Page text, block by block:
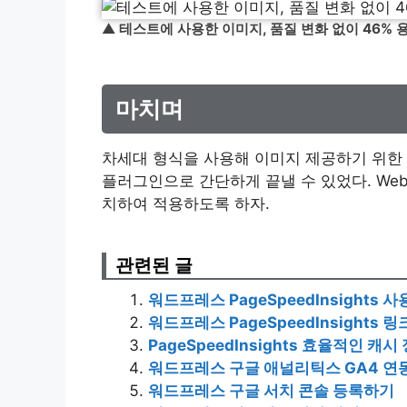
▲ 테스트에 사용한 이미지, 품질 변화 없이 46%
마치며
차세대 형식을 사용해 이미지 제공하기 위
플러그인으로 간단하게 끝낼 수 있었다.
치하여 적용하도록 하자.
관련된 글
워드프레스 PageSpeedInsights 사
워드프레스 PageSpeedInsights 링
PageSpeedInsights 효율적인 캐시
워드프레스 구글 애널리틱스 GA4 연
워드프레스 구글 서치 콘솔 등록하기